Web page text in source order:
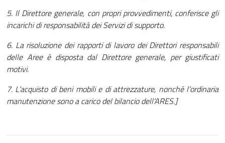
5. Il Direttore generale, con propri provvedimenti, conferisce gli
incarichi di responsabilità dei Servizi di supporto.
6. La risoluzione dei rapporti di lavoro dei Direttori responsabili
delle Aree è disposta dal Direttore generale, per giustificati
motivi.
7. L’acquisto di beni mobili e di attrezzature, nonché l’ordinaria
manutenzione sono a carico del bilancio dell’ARES.]